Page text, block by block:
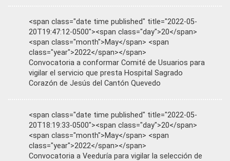
<span class="date time published" title="2022-05-
20T19:47:12-0500"><span class="day">20</span>
<span class="month">May</span> <span
class="year">2022</span></span>
Convocatoria a conformar Comité de Usuarios para
vigilar el servicio que presta Hospital Sagrado
Corazón de Jesús del Cantón Quevedo
<span class="date time published" title="2022-05-
20T18:19:33-0500"><span class="day">20</span>
<span class="month">May</span> <span
class="year">2022</span></span>
Convocatoria a Veeduría para vigilar la selección de